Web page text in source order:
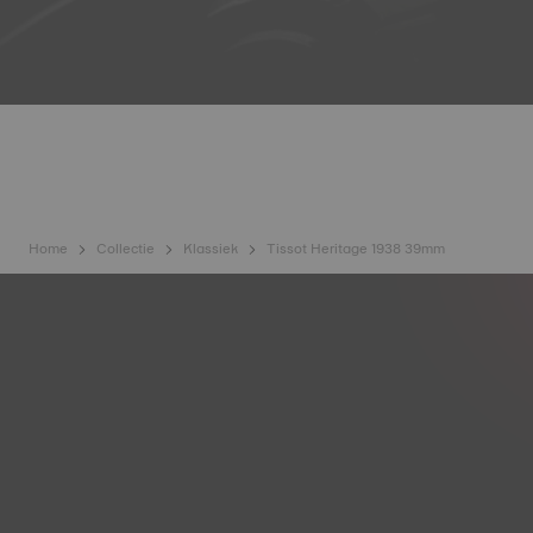
Home Collectie Klassiek Tissot Heritage 1938 39mm